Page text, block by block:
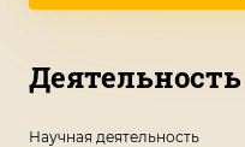
Деятельность
Научная деятельность